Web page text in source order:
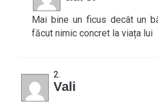
Mai bine un ficus decât un
făcut nimic concret la viața lui
Vali